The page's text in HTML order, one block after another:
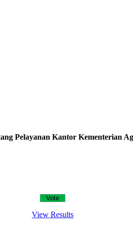
Pelayanan Kantor Kementerian
View Results